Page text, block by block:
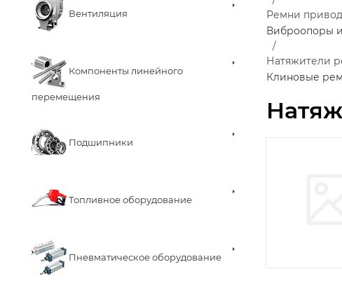
Вентиляция
Компоненты линейного
перемещения
Подшипники
Топливное оборудование
Пневматическое оборудование
Ремни
Виброопоры
Натяжители
Клиновые